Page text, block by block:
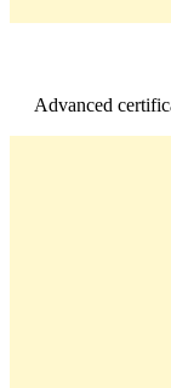
Advanced